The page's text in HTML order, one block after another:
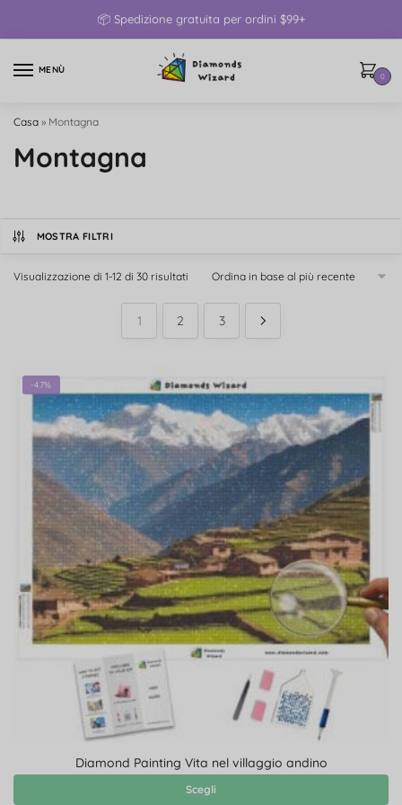
📦 Spedizione gratuita per ordini $99+
MENÙ
0
Casa » Montagna
Montagna
MOSTRA FILTRI
Visualizzazione di 1-12 di 30 risultati
1 2 3
-47%
Diamond Painting Vita nel villaggio andino
Scegli